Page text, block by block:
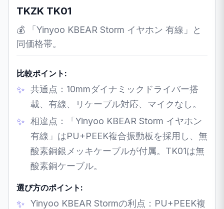
TKZK TK01
💰 「Yinyoo KBEAR Storm イヤホン 有線」と
同価格帯。
比較ポイント:
共通点：10mmダイナミックドライバー搭
載、有線、リケーブル対応、マイクなし。
相違点：「Yinyoo KBEAR Storm イヤホン
有線」はPU+PEEK複合振動板を採用し、無
酸素銅銀メッキケーブルが付属。TK01は無
酸素銅ケーブル。
選び方のポイント:
Yinyoo KBEAR Stormの利点：PU+PEEK複